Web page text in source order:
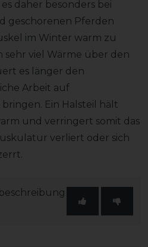
daher besonders bei
geschorenen Pferden
im Winter warm zu
sehr viel Wärme über den
es länger den
Arbeit auf
Ein Halsteil hält
und verringert somit das
verliert oder sich